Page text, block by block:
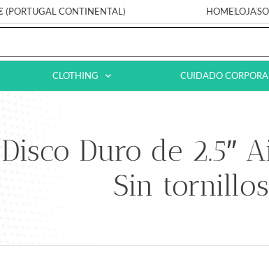
(PORTUGAL CONTINENTAL) HOMELOJA
CLOTHING CUIDADO
Duro de 2.5″
Sin tornillos